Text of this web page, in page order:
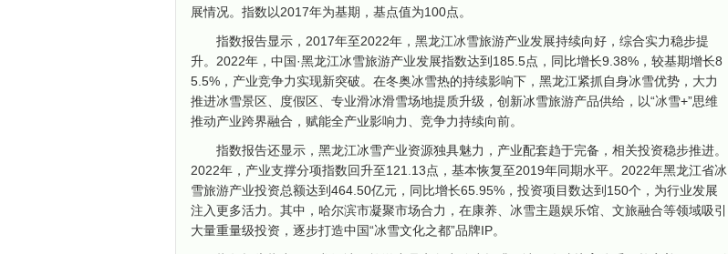
展情况。指数以2017年为基期，基点值为100点。
指数报告显示，2017年至2022年，黑龙江冰雪旅游产业发展持续向好，综合实力稳步提
升。2022年，中国·黑龙江冰雪旅游产业发展指数达到185.5点，同比增长9.38%，较基期增长8
5.5%，产业竞争力实现新突破。在冬奥冰雪热的持续影响下，黑龙江紧抓自身冰雪优势，大力
推进冰雪景区、度假区、专业滑冰滑雪场地提质升级，创新冰雪旅游产品供给，以“冰雪+”思维
推动产业跨界融合，赋能全产业影响力、竞争力持续向前。
指数报告还显示，黑龙江冰雪产业资源独具魅力，产业配套趋于完备，相关投资稳步推进。
2022年，产业支撑分项指数回升至121.13点，基本恢复至2019年同期水平。2022年黑龙江省冰
雪旅游产业投资总额达到464.50亿元，同比增长65.95%，投资项目数达到150个，为行业发展
注入更多活力。其中，哈尔滨市凝聚市场合力，在康养、冰雪主题娱乐馆、文旅融合等领域吸引
大量重量级投资，逐步打造中国“冰雪文化之都”品牌IP。